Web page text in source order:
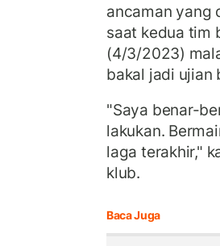
ancaman yang
saat kedua tim
(4/3/2023)
bakal jadi ujian
"Saya benar-
lakukan.
laga terakhir,"
klub.
Baca Juga